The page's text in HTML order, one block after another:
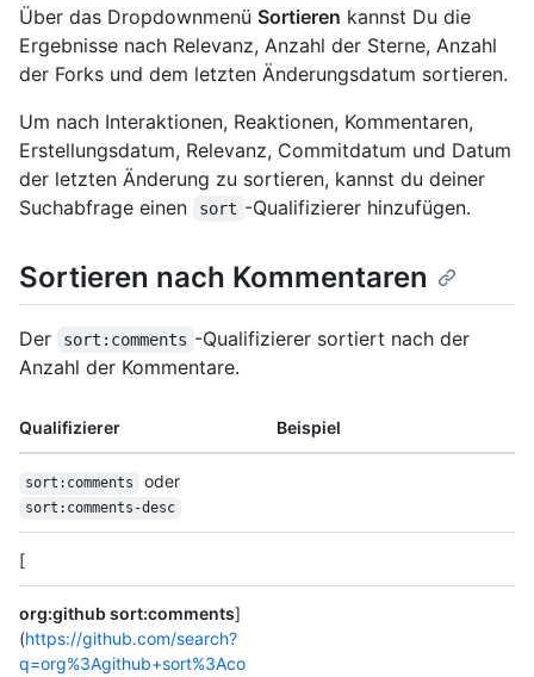
Über das Dropdownmenü Sortieren kannst Du die
Ergebnisse nach Relevanz, Anzahl der Sterne, Anzahl
der Forks und dem letzten Änderungsdatum sortieren.
Um nach Interaktionen, Reaktionen, Kommentaren,
Erstellungsdatum, Relevanz, Commitdatum und Datum
der letzten Änderung zu sortieren, kannst du deiner
Suchabfrage einen
sort -Qualifizierer hinzufügen.
Sortieren nach Kommentaren
Der sort:comments -Qualifizierer sortiert nach der
Anzahl der Kommentare.
Qualifizierer Beispiel
sort:comments oder
sort:comments-desc
[
org:github sort:comments]
(https://github.com/search?
q=org%3Agithub+sort%3Aco